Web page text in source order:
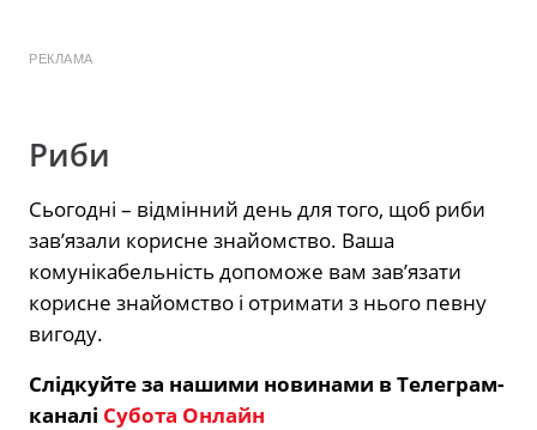
РЕКЛАМА
Риби
Сьогодні – відмінний день для того, щоб риби
зав’язали корисне знайомство. Ваша
комунікабельність допоможе вам зав’язати
корисне знайомство і отримати з нього певну
вигоду.
Слідкуйте за нашими новинами в Телеграм-
каналі Субота Онлайн